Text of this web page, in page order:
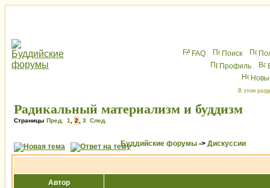
FAQ Поиск
Профиль
В этом
Радикальный материализм и буддизм
Страницы Пред. 1 2 3 След.
Буддийские форумы -> Дискуссии
Автор